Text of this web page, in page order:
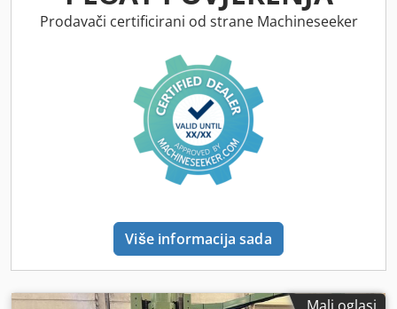
vretena za SK 50 Spindelderhzahl 60-1800U / min Radno
Veličina stola 1800x610mm Težina stroja 9500 kg Nosivost
stola: 3000 kg Djdpfx Adsdzy Uysqjck
Prodavači certificirani od strane Machineseeker
Više informacija sada